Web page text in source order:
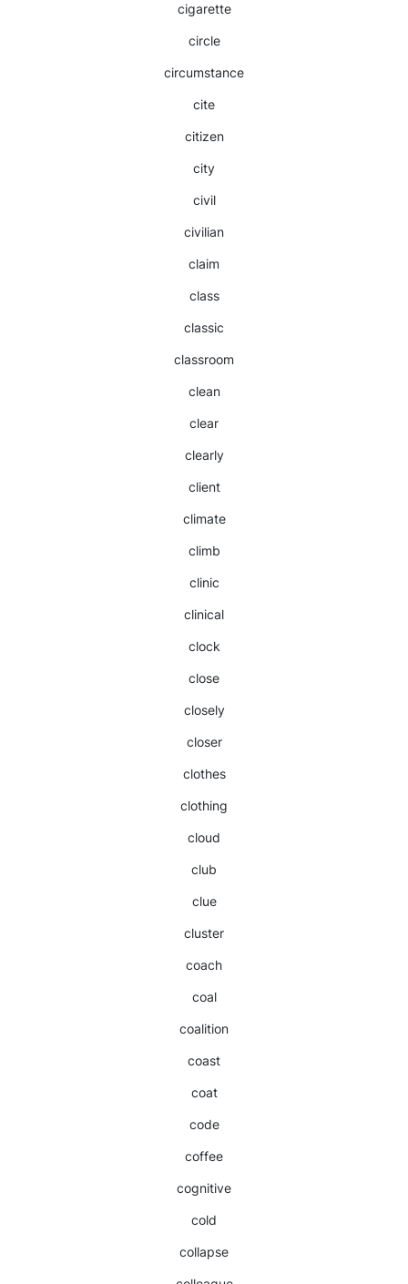
cigarette
circle
circumstance
cite
citizen
city
civil
civilian
claim
class
classic
classroom
clean
clear
clearly
client
climate
climb
clinic
clinical
clock
close
closely
closer
clothes
clothing
cloud
club
clue
cluster
coach
coal
coalition
coast
coat
code
coffee
cognitive
cold
collapse